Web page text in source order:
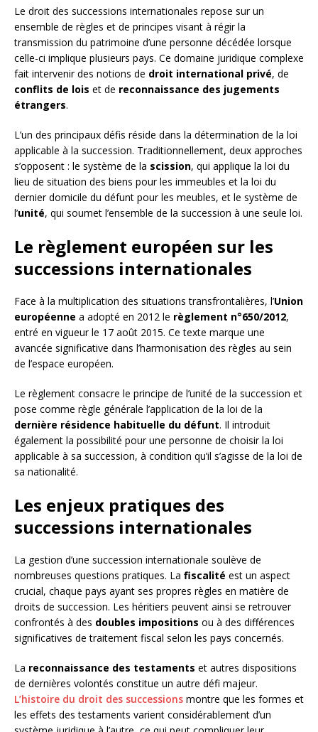
Le droit des successions internationales repose sur un
ensemble de règles et de principes visant à régir la
transmission du patrimoine d’une personne décédée lorsque
celle-ci implique plusieurs pays. Ce domaine juridique complexe
fait intervenir des notions de droit international privé, de
conflits de lois et de reconnaissance des jugements
étrangers.
L’un des principaux défis réside dans la détermination de la loi
applicable à la succession. Traditionnellement, deux approches
s’opposent : le système de la scission, qui applique la loi du
lieu de situation des biens pour les immeubles et la loi du
dernier domicile du défunt pour les meubles, et le système de
l’unité, qui soumet l’ensemble de la succession à une seule loi.
Le règlement européen sur les
successions internationales
Face à la multiplication des situations transfrontalières, l’Union
européenne a adopté en 2012 le règlement n°650/2012,
entré en vigueur le 17 août 2015. Ce texte marque une
avancée significative dans l’harmonisation des règles au sein
de l’espace européen.
Le règlement consacre le principe de l’unité de la succession et
pose comme règle générale l’application de la loi de la
dernière résidence habituelle du défunt. Il introduit
également la possibilité pour une personne de choisir la loi
applicable à sa succession, à condition qu’il s’agisse de la loi de
sa nationalité.
Les enjeux pratiques des
successions internationales
La gestion d’une succession internationale soulève de
nombreuses questions pratiques. La fiscalité est un aspect
crucial, chaque pays ayant ses propres règles en matière de
droits de succession. Les héritiers peuvent ainsi se retrouver
confrontés à des doubles impositions ou à des différences
significatives de traitement fiscal selon les pays concernés.
La reconnaissance des testaments et autres dispositions
de dernières volontés constitue un autre défi majeur.
L’histoire du droit des successions montre que les formes et
les effets des testaments varient considérablement d’un